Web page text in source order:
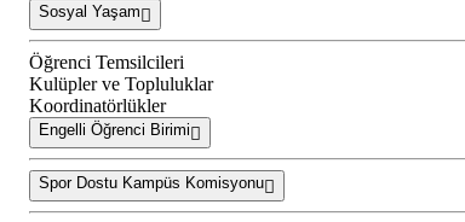
Sosyal Yaşam
Öğrenci Temsilcileri
Kulüpler ve Topluluklar
Koordinatörlükler
Engelli Öğrenci Birimi
Spor Dostu Kampüs Komisyonu